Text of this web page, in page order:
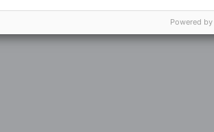
Powered by